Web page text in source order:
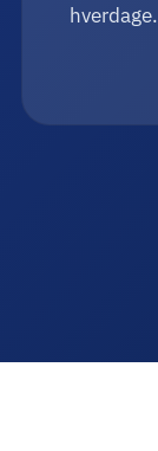
hverdage.